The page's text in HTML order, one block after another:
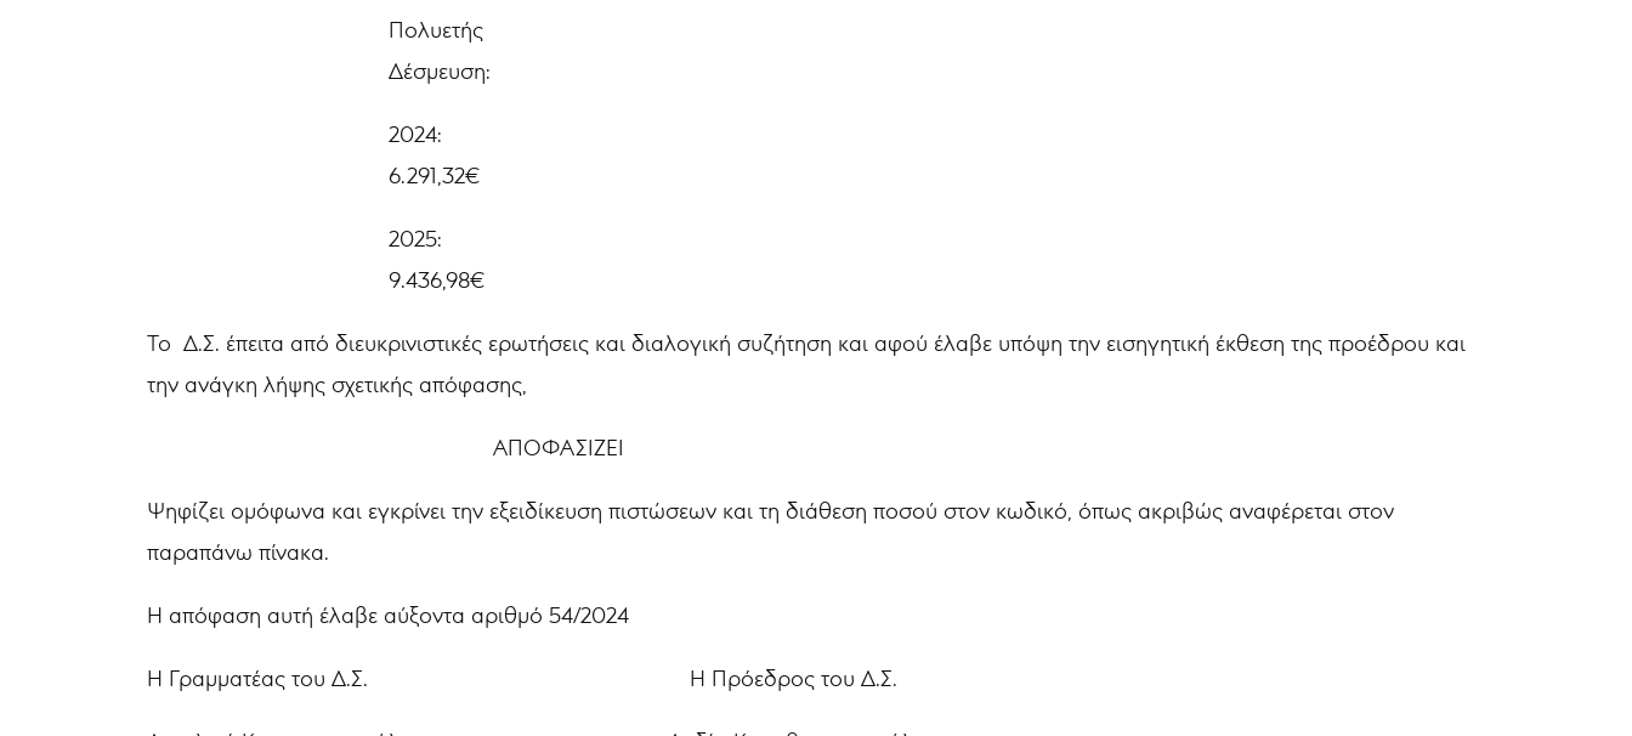
Πολυετής
Δέσμευση:
2024:
6.291,32€
2025:
9.436,98€
Το Δ.Σ. έπειτα από διευκρινιστικές ερωτήσεις και διαλογική συζήτηση και αφού έλαβε υπόψη την εισηγητική έκθεση της προέδρου και
την ανάγκη λήψης σχετικής απόφασης,
ΑΠΟΦΑΣΙΖΕΙ
Ψηφίζει ομόφωνα και εγκρίνει την εξειδίκευση πιστώσεων και τη διάθεση ποσού στον κωδικό, όπως ακριβώς αναφέρεται στον
παραπάνω πίνακα.
Η απόφαση αυτή έλαβε αύξοντα αριθμό 54/2024
Η Γραμματέας του Δ.Σ. Η Πρόεδρος του Δ.Σ.